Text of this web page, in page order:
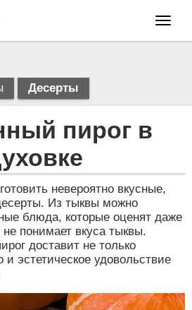
Десерты
пирог в
невероятно вкусные,
Из тыквы можно
блюда, которые оценят даже
понимает вкуса тыквы.
доставит не только
и эстетическое удовольствие